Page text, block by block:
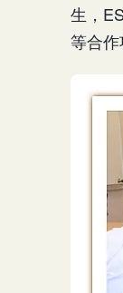
生，
等合作